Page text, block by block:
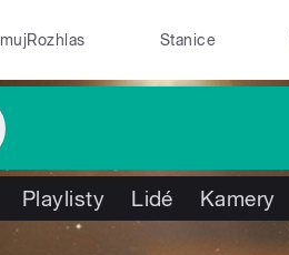
mujRozhlas Stanice
Playlisty Lidé Kamery